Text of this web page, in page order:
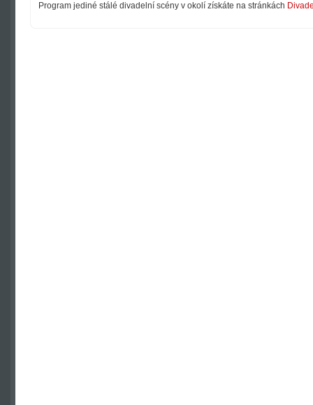
Program jediné stálé divadelní scény v okolí získáte na stránkách